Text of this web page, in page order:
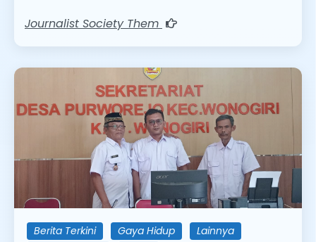
Journalist Society Them
Berita Terkini Gaya Hidup
Lainnya